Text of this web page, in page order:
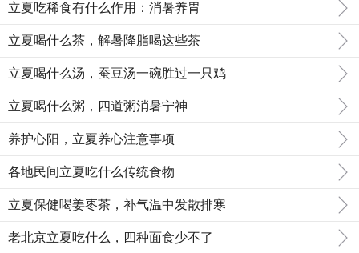
立夏吃稀食有什么作用：消暑养胃
立夏喝什么茶，解暑降脂喝这些茶
立夏喝什么汤，蚕豆汤一碗胜过一只鸡
立夏喝什么粥，四道粥消暑宁神
养护心阳，立夏养心注意事项
各地民间立夏吃什么传统食物
立夏保健喝姜枣茶，补气温中发散排寒
老北京立夏吃什么，四种面食少不了